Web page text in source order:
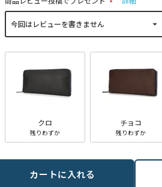
(
クロ
残りわずか
チョコ
残りわずか
カートに入れる